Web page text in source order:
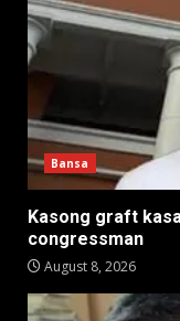
Bansa
Kasong graft
congressman
August 8, 2026